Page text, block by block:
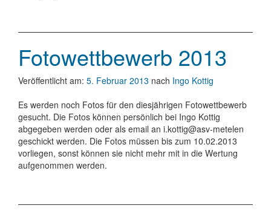
Fotowettbewerb 2013
Veröffentlicht am: 5. Februar 2013 nach Ingo Kottig
Es werden noch Fotos für den diesjährigen Fotowettbewerb
gesucht. Die Fotos können persönlich bei Ingo Kottig
abgegeben werden oder als email an i.kottig@asv-metelen
geschickt werden. Die Fotos müssen bis zum 10.02.2013
vorliegen, sonst können sie nicht mehr mit in die Wertung
aufgenommen werden.